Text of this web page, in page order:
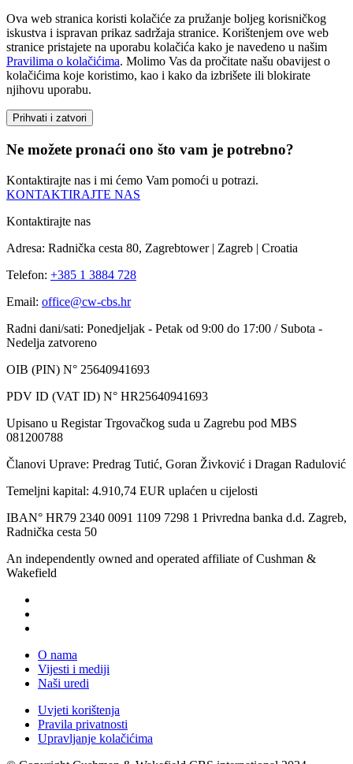
Ova web stranica koristi kolačiće za pružanje boljeg korisničkog
iskustva i ispravan prikaz sadržaja stranice. Korištenjem ove web
stranice pristajete na uporabu kolačića kako je navedeno u našim
Pravilima o kolačićima. Molimo Vas da pročitate našu obavijest o
kolačićima koje koristimo, kao i kako da izbrišete ili blokirate
njihovu uporabu.
Prihvati i zatvori
Ne možete pronaći ono što vam je potrebno?
Kontaktirajte nas i mi ćemo Vam pomoći u potrazi.
KONTAKTIRAJTE NAS
Kontaktirajte nas
Adresa: Radnička cesta 80, Zagrebtower | Zagreb | Croatia
Telefon: +385 1 3884 728
Email: office@cw-cbs.hr
Radni dani/sati: Ponedjeljak - Petak od 9:00 do 17:00 / Subota -
Nedelja zatvoreno
OIB (PIN) N° 25640941693
PDV ID (VAT ID) N° HR25640941693
Upisano u Registar Trgovačkog suda u Zagrebu pod MBS
081200788
Članovi Uprave: Predrag Tutić, Goran Živković i Dragan Radulović
Temeljni kapital: 4.910,74 EUR uplaćen u cijelosti
IBAN° HR79 2340 0091 1109 7298 1 Privredna banka d.d. Zagreb,
Radnička cesta 50
An independently owned and operated affiliate of Cushman &
Wakefield
O nama
Vijesti i mediji
Naši uredi
Uvjeti korištenja
Pravila privatnosti
Upravljanje kolačićima